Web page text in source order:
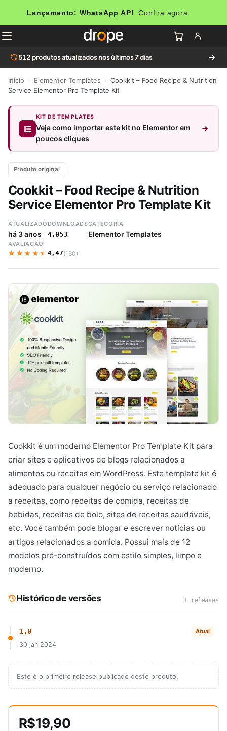
Lançamento: WhatsApp API Confira agora
512 produtos atualizados nos últimos 7 dias
Início Elementor Templates
Cookkit – Food Recipe & Nutrition
Service Elementor Pro Template Kit
KIT DE TEMPLATES
Veja como importar este kit no Elementor em
poucos cliques
Produto original
Cookkit – Food Recipe & Nutrition
Service Elementor Pro Template Kit
ATUALIZADO
há 3 anos
DOWNLOADS
4.053
CATEGORIA
Elementor Templates
AVALIAÇÃO
★★★★★
★★★★★ 4,47(150)
Cookkit é um moderno Elementor Pro Template Kit para
criar sites e aplicativos de blogs relacionados a
alimentos ou receitas em WordPress. Este template kit é
adequado para qualquer negócio ou serviço relacionado
a receitas, como receitas de comida, receitas de
bebidas, receitas de bolo, sites de receitas saudáveis,
etc. Você também pode blogar e escrever notícias ou
artigos relacionados a comida. Possui mais de 12
modelos pré-construídos com estilo simples, limpo e
moderno.
Histórico de versões 1 releases
1.0 Atual
30 jan 2024
Este é o primeiro release publicado deste produto.
R$19,90